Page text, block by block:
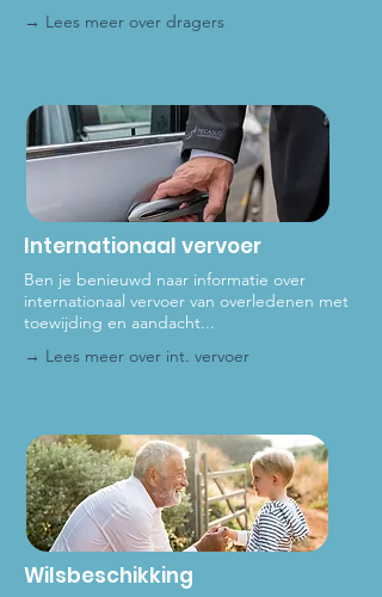
→ Lees meer over dragers
Internationaal vervoer
Ben je benieuwd naar informatie over
internationaal vervoer van overledenen met
toewijding en aandacht...
→ Lees meer over int. vervoer
Wilsbeschikking